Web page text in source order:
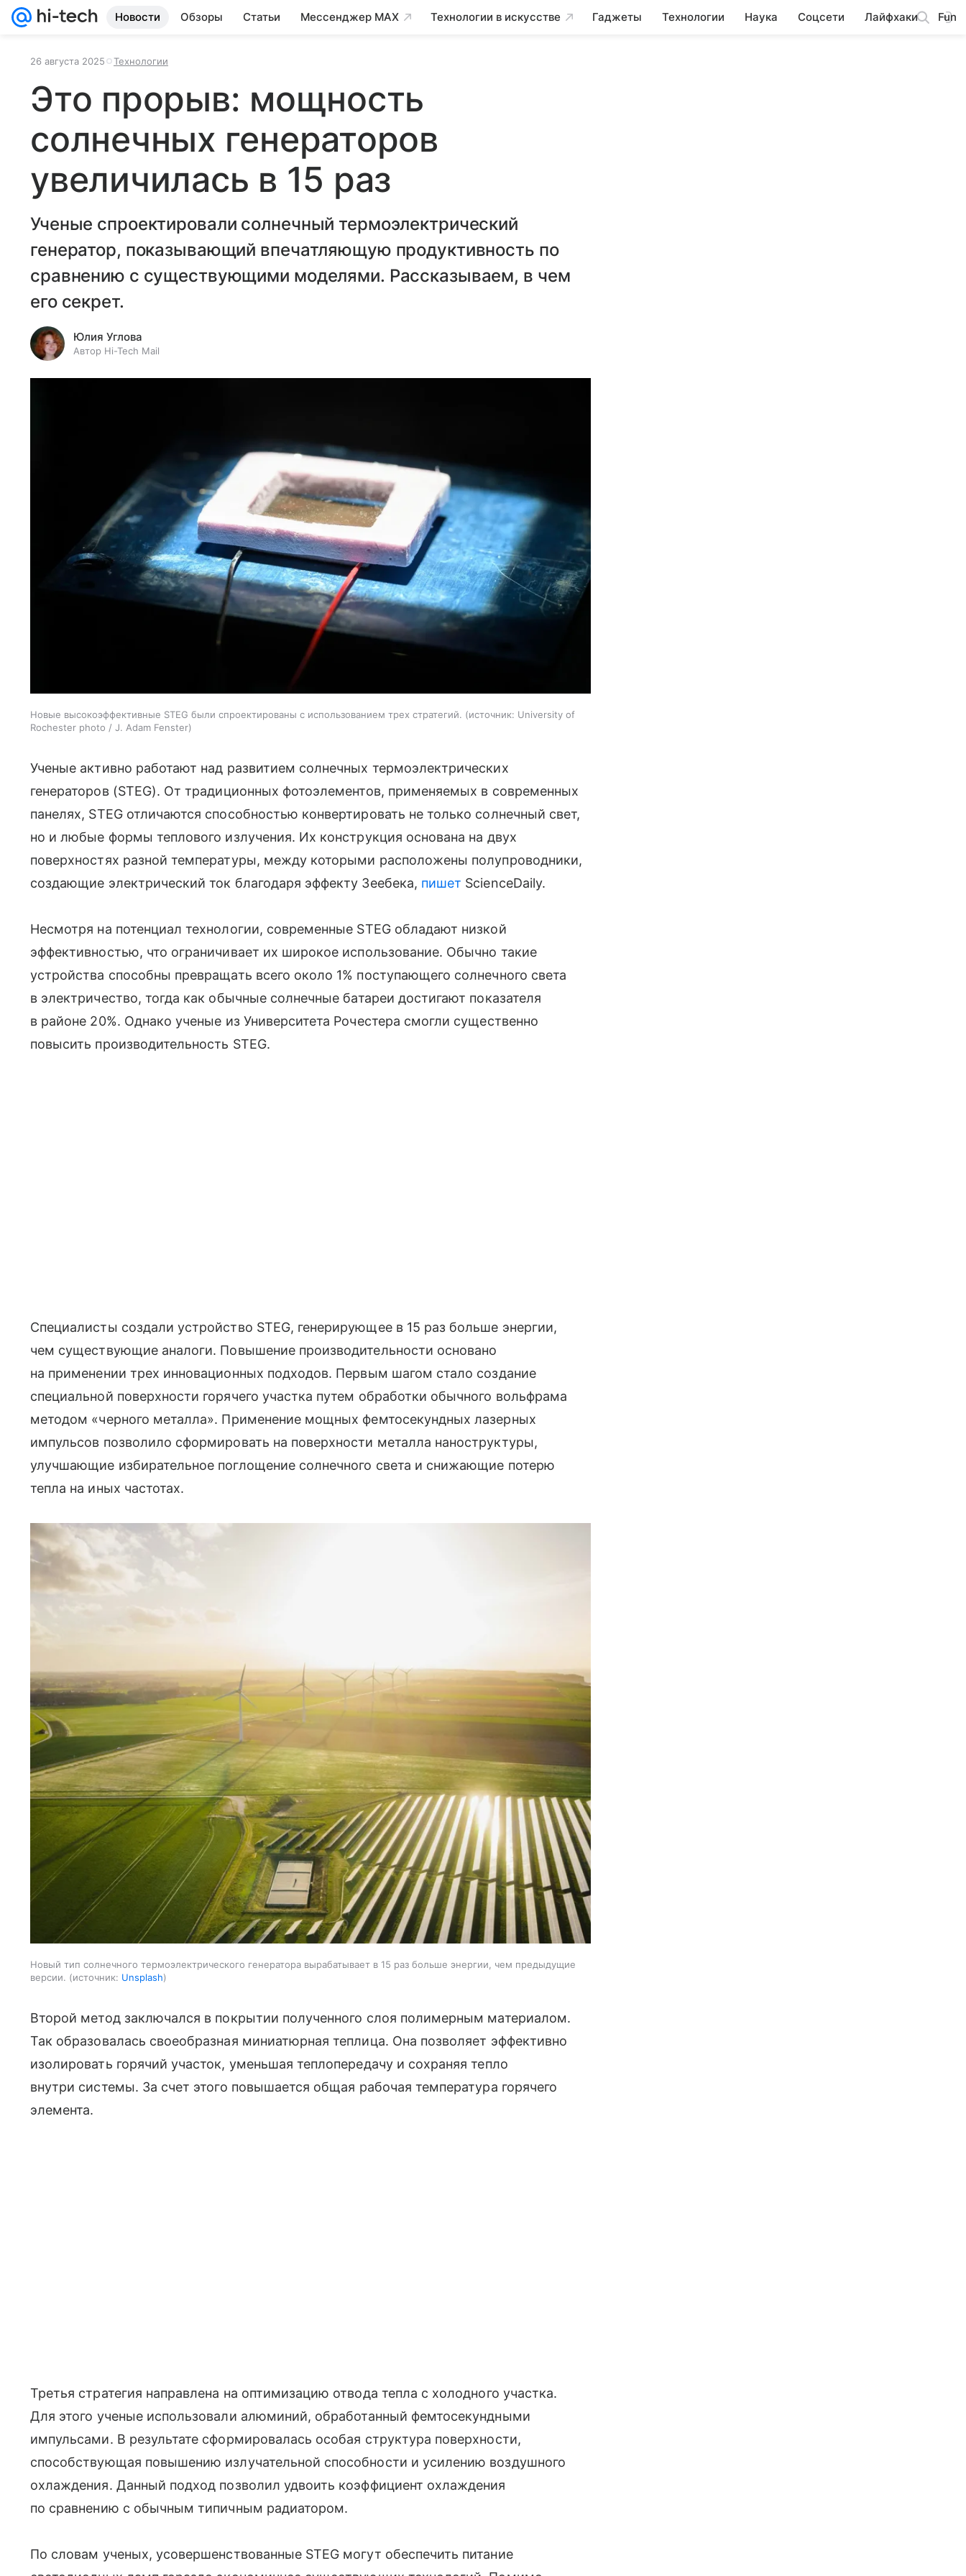
Новости Обзоры Статьи Мессенджер MAX Технологии в искусстве Гаджеты Технологии Наука Соцсети Лайфхаки Fun
26 августа 2025 Технологии
Это прорыв: мощность
солнечных генераторов
увеличилась в 15 раз
Ученые спроектировали солнечный термоэлектрический
генератор, показывающий впечатляющую продуктивность по
сравнению с существующими моделями. Рассказываем, в чем
его секрет.
Юлия Углова
Автор Hi-Tech Mail
Новые высокоэффективные STEG были спроектированы с использованием трех стратегий. источник: University of
Rochester photo / J. Adam Fenster
Ученые активно работают над развитием солнечных термоэлектрических
генераторов (STEG). От традиционных фотоэлементов, применяемых в современных
панелях, STEG отличаются способностью конвертировать не только солнечный свет,
но и любые формы теплового излучения. Их конструкция основана на двух
поверхностях разной температуры, между которыми расположены полупроводники,
создающие электрический ток благодаря эффекту Зеебека, пишет ScienceDaily.
Несмотря на потенциал технологии, современные STEG обладают низкой
эффективностью, что ограничивает их широкое использование. Обычно такие
устройства способны превращать всего около 1% поступающего солнечного света
в электричество, тогда как обычные солнечные батареи достигают показателя
в районе 20%. Однако ученые из Университета Рочестера смогли существенно
повысить производительность STEG.
Специалисты создали устройство STEG, генерирующее в 15 раз больше энергии,
чем существующие аналоги. Повышение производительности основано
на применении трех инновационных подходов. Первым шагом стало создание
специальной поверхности горячего участка путем обработки обычного вольфрама
методом «черного металла». Применение мощных фемтосекундных лазерных
импульсов позволило сформировать на поверхности металла наноструктуры,
улучшающие избирательное поглощение солнечного света и снижающие потерю
тепла на иных частотах.
Новый тип солнечного термоэлектрического генератора вырабатывает в 15 раз больше энергии, чем предыдущие
версии.
источник: Unsplash
Второй метод заключался в покрытии полученного слоя полимерным материалом.
Так образовалась своеобразная миниатюрная теплица. Она позволяет эффективно
изолировать горячий участок, уменьшая теплопередачу и сохраняя тепло
внутри системы. За счет этого повышается общая рабочая температура горячего
элемента.
Третья стратегия направлена на оптимизацию отвода тепла с холодного участка.
Для этого ученые использовали алюминий, обработанный фемтосекундными
импульсами. В результате сформировалась особая структура поверхности,
способствующая повышению излучательной способности и усилению воздушного
охлаждения. Данный подход позволил удвоить коэффициент охлаждения
по сравнению с обычным типичным радиатором.
По словам ученых, усовершенствованные STEG могут обеспечить питание